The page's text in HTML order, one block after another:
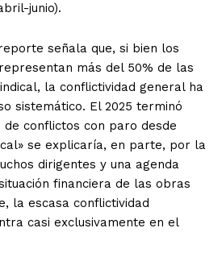
junio).
señala que, si bien los
más del 50% de las
la conflictividad general ha
sistemático. El 2025 terminó
de conflictos con paro desde
se explicaría, en parte, por la
dirigentes y una agenda
financiera de las obras
la escasa conflictividad
casi exclusivamente en el